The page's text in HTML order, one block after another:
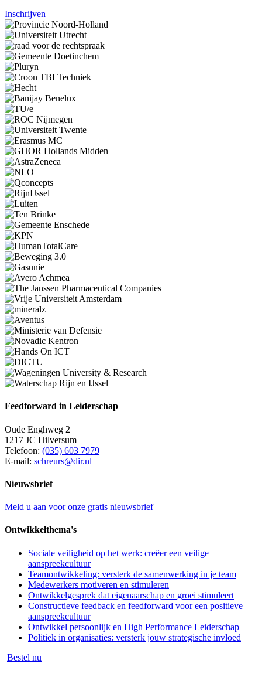
Inschrijven
Feedforward in Leiderschap
Oude Enghweg 2
1217 JC Hilversum
Telefoon: (035) 603 7979
E-mail: schreurs@dir.nl
Nieuwsbrief
Meld u aan voor onze gratis nieuwsbrief
Ontwikkelthema's
Sociale veiligheid op het werk: creëer een veilige
aanspreekcultuur
Teamontwikkeling: versterk de samenwerking in je team
Medewerkers motiveren en stimuleren
Ontwikkelgesprek dat eigenaarschap en groei stimuleert
Constructieve feedback en feedforward voor een positieve
aanspreekcultuur
Ontwikkel persoonlijk en High Performance Leiderschap
Politiek in organisaties: versterk jouw strategische invloed
Bestel nu